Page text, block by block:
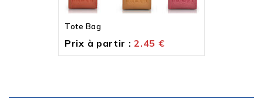
Tote Bag
Prix à partir : 2.45 €